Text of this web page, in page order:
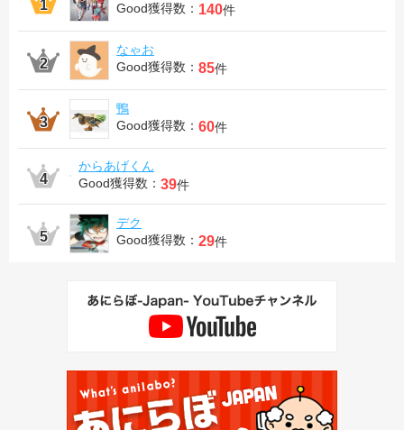
Good獲得数： 140件
なゃお
Good獲得数： 85件
鴨
Good獲得数： 60件
からあげくん
Good獲得数： 39件
デク
Good獲得数： 29件